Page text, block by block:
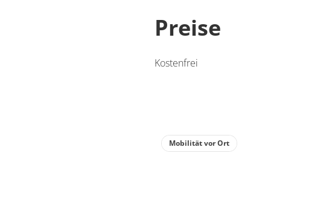
Preise
Kostenfrei
Mobilität vor Ort